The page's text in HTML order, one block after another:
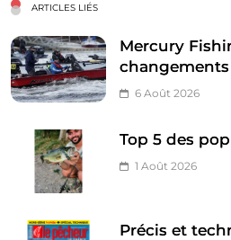
ARTICLES LIÉS
Mercury
6 Août 2026
Top 5 des
1 Août 2026
Précis et